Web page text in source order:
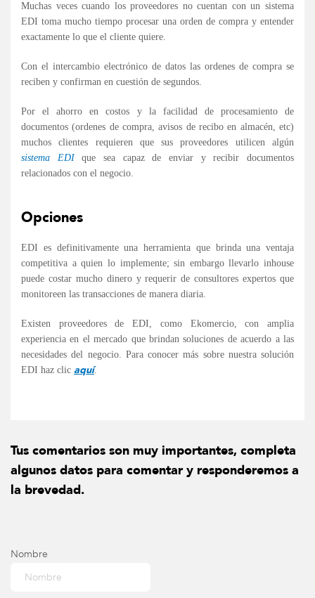
Muchas veces cuando los proveedores no cuentan con un sistema
EDI toma mucho tiempo procesar una orden de compra y entender
exactamente lo que el cliente quiere.
Con el intercambio electrónico de datos las ordenes de compra se
reciben y confirman en cuestión de segundos.
Por el ahorro en costos y la facilidad de procesamiento de
documentos (ordenes de compra, avisos de recibo en almacén, etc)
muchos clientes requieren que sus proveedores utilicen algún
sistema EDIque sea capaz de enviar y recibir documentos
relacionados con el negocio.
Opciones
EDI es definitivamente una herramienta que brinda una ventaja
competitiva a quien lo implemente; sin embargo llevarlo inhouse
puede costar mucho dinero y requerir de consultores expertos que
monitoreen las transacciones de manera diaria.
Existen proveedores de EDI, como Ekomercio, con amplia
experiencia en el mercado que brindan soluciones de acuerdo a las
necesidades del negocio. Para conocer más sobre nuestra solución
EDI haz clic aquí.
Tus comentarios son muy importantes, completa
algunos datos para comentar y responderemos a
la brevedad.
Nombre